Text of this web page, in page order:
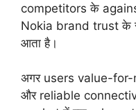
competitors के
Nokia brand trust के
आता है।
अगर users value-
और reliable